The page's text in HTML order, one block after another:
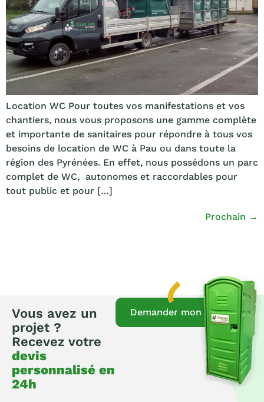
Location WC Pour toutes vos manifestations et vos
chantiers, nous vous proposons une gamme complète
et importante de sanitaires pour répondre à tous vos
besoins de location de WC à Pau ou dans toute la
région des Pyrénées. En effet, nous possédons un parc
complet de WC, autonomes et raccordables pour
tout public et pour […]
Prochain →
Vous avez un
projet ?
Recevez votre
devis
personnalisé en
24h
Demander mon devis